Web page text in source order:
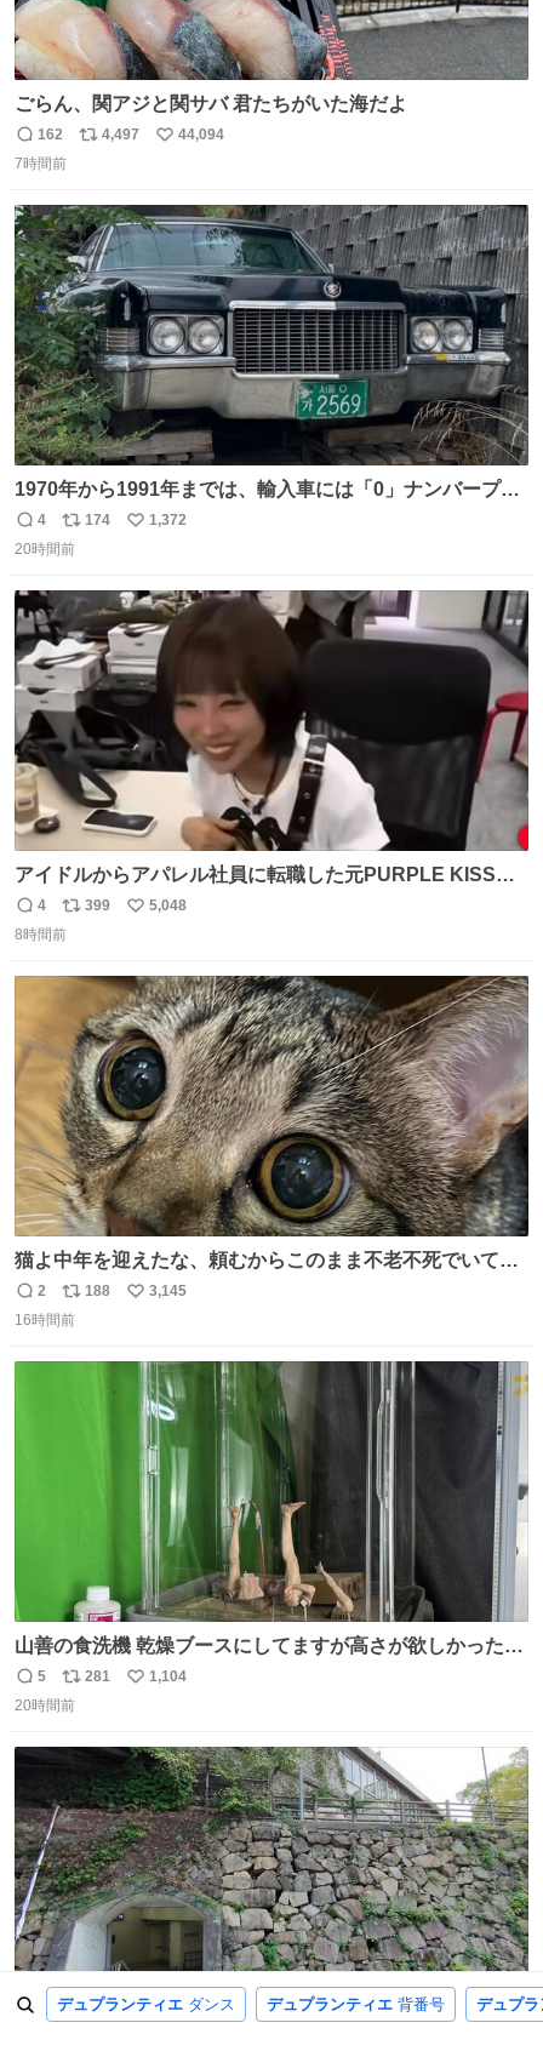
デュプランティエ ダンス デュプランティエ 背番号 デュプ
ごらん、関アジと関サバ 君たちがいた海だよ
返
信
162
リ
ト
数
4,497
い
数
44,094
7時間前
1970年から1991年までは、輸入車には「0」ナンバープレ
ートが使用されていました。 その後、この制度は廃止さ
れ、すべての「0」ナンバープレートは抹消・無効化され
着した車両が発見されました。 今でも残っていること自体
が奇跡です……。
返
信
4
リ
ポ
ト
数
174
い
数
1,372
20時間前
アイドルからアパレル社員に転職した元PURPLE KISSの
ドシちゃん、入社3日目にして自社の取り扱い商品を一生
懸命PRしててほんまに…………
返
信
4
リ
ポ
399
い
数
5,048
8時間前
猫よ中年を迎えたな、頼むからこのまま不老不死でいてく
れ…と願ってから、いや人間の家族が死に絶えて猫だけこ
の世に置いていくなんてひどいことはできない…と思って
愛がられて困ることもなかろうなと思ったのでやっぱり猫
よ不老不死でいてくれ
返
信
2
リ
ポ
188
い
数
3,145
16時間前
山善の食洗機 乾燥ブースにしてますが高さが欲しかったの
でコレクションケースを置くだけのツルセコ改造 扉が手前
に開き天井の温度もしっかり上がるのでかなり使いやすく
返
信
5
リ
ポ
数
281
い
数
1,104
20時間前